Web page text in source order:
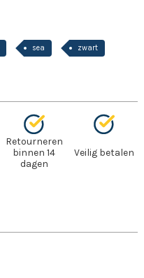
sea zwart
Retourneren
binnen 14
dagen
Veilig betalen